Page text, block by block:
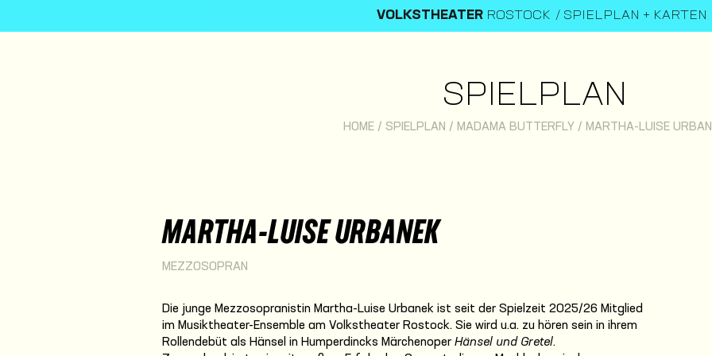
VOLKSTHEATER ROSTOCK SPIELPLAN + KARTEN
SPIELPLAN
HOME/ SPIELPLAN / MADAMA BUTTERFLY / MARTHA-LUISE
MARTHA-LUISE URBANEK
MEZZOSOPRAN
Die junge Mezzosopranistin Martha-Luise Urbanek ist seit der Spielzeit 2025/26 Mitglied
im Musiktheater-Ensemble am Volkstheater Rostock. Sie wird u.a. zu hören sein in ihrem
Rollendebüt als Hänsel in Humperdincks Märchenoper Hänsel und Gretel.